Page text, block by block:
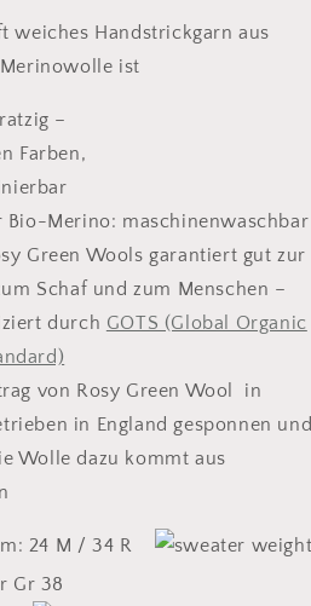
weiches Handstrickgarn aus
ist
–
Farben,
Bio-Merino: maschinenwaschbar
Green Wools garantiert gut zur
Schaf und zum Menschen –
durch GOTS (Global Organic
von Rosy Green Wool in
in England gesponnen und
Wolle dazu kommt aus
24 M / 34 R
Gr 38